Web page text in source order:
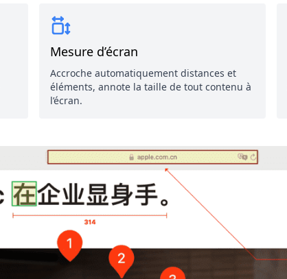
Mesure d’écran
Accroche automatiquement distances et
éléments, annote la taille de tout contenu à
l’écran.